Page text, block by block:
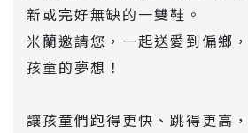
新或完好無缺的一雙鞋。
米蘭邀請您，一起送愛到偏鄉
孩童的夢想！
讓孩童們跑得更快、跳得更高